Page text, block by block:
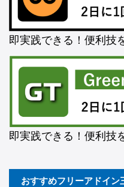
即実践できる！便利技
即実践できる！便利技
おすすめフリーアドイン